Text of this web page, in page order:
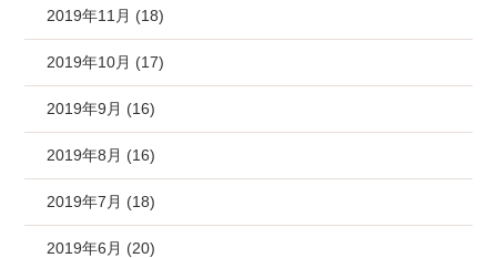
2019年11月 (18)
2019年10月 (17)
2019年9月 (16)
2019年8月 (16)
2019年7月 (18)
2019年6月 (20)